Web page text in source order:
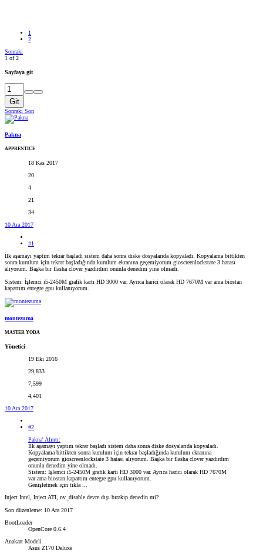
1
2
Sonraki
1 of 2
Sayfaya git
Git
Sonraki Son
Pakna
APPRENTICE
18 Kas 2017
20
4
21
34
10 Ara 2017
#1
İlk aşamayı yaptım tekrar başladı sistem daha sonra diske dosyalarıda kopyaladı. Kopyalama bittikten
sonra kurulum için tekrar başladığında kurulum ekranına geçemiyorum gioscreenlockstate 3 hatası
alıyorum. Başka bir flasha clover yazdırdım onunla denedim yine olmadı.
Sistem: İşlemci i5-2450M grafik kartı HD 3000 var. Ayrıca harici olarak HD 7670M var ama biostan
kapattım entegre gpu kullanıyorum.
montezuma
MASTER YODA
Yönetici
19 Eki 2016
29,833
7,599
4,401
10 Ara 2017
#2
Pakna' Alıntı:
İlk aşamayı yaptım tekrar başladı sistem daha sonra diske dosyalarıda kopyaladı.
Kopyalama bittikten sonra kurulum için tekrar başladığında kurulum ekranına
geçemiyorum gioscreenlockstate 3 hatası alıyorum. Başka bir flasha clover yazdırdım
onunla denedim yine olmadı.
Sistem: İşlemci i5-2450M grafik kartı HD 3000 var. Ayrıca harici olarak HD 7670M
var ama biostan kapattım entegre gpu kullanıyorum.
Genişletmek için tıkla ...
Inject Intel, Inject ATI, nv_disable devre dışı bırakıp denedin mi?
Son düzenleme: 10 Ara 2017
BootLoader
OpenCore 0.6.4
Anakart Modeli
Asus Z170 Deluxe